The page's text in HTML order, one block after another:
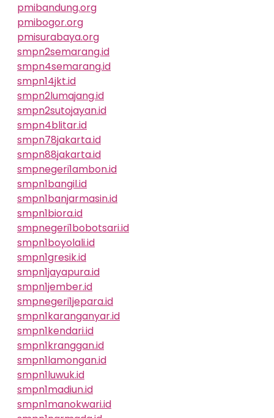
pmibandung.org
pmibogor.org
pmisurabaya.org
smpn2semarang.id
smpn4semarang.id
smpn14jkt.id
smpn2lumajang.id
smpn2sutojayan.id
smpn4blitar.id
smpn78jakarta.id
smpn88jakarta.id
smpnegeri1ambon.id
smpn1bangil.id
smpn1banjarmasin.id
smpn1biora.id
smpnegeri1bobotsari.id
smpn1boyolali.id
smpn1gresik.id
smpn1jayapura.id
smpn1jember.id
smpnegeri1jepara.id
smpn1karanganyar.id
smpn1kendari.id
smpn1kranggan.id
smpn1lamongan.id
smpn1luwuk.id
smpn1madiun.id
smpn1manokwari.id